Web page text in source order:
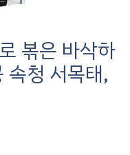
볶은 바삭하
속청 서목태,